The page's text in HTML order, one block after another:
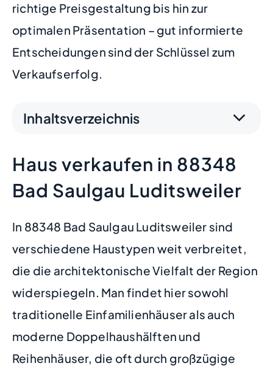
richtige Preisgestaltung bis hin zur
optimalen Präsentation – gut informierte
Entscheidungen sind der Schlüssel zum
Verkaufserfolg.
Inhaltsverzeichnis
Haus verkaufen in 88348
Bad Saulgau Luditsweiler
In 88348 Bad Saulgau Luditsweiler sind
verschiedene Haustypen weit verbreitet,
die die architektonische Vielfalt der Region
widerspiegeln. Man findet hier sowohl
traditionelle Einfamilienhäuser als auch
moderne Doppelhaushälften und
Reihenhäuser, die oft durch großzügige